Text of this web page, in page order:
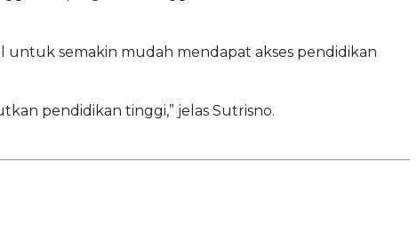
semakin mudah mendapat akses pendidikan
pendidikan tinggi,” jelas Sutrisno.